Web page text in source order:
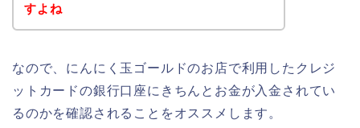
すよね
なので、にんにく玉ゴールドのお店で利用したクレジ
ットカードの銀行口座にきちんとお金が入金されてい
るのかを確認されることをオススメします。